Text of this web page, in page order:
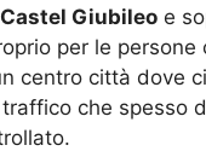
Giubileo e
per le persone
centro città dove
traffico che spesso